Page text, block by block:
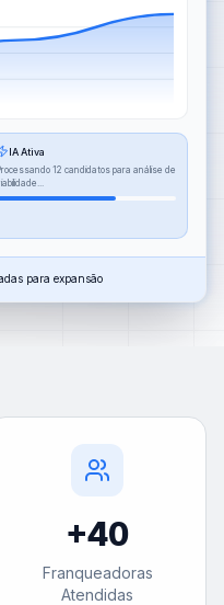
IA Ativa
12 candidatos para análise de
para expansão
+40
Franqueadoras
Atendidas